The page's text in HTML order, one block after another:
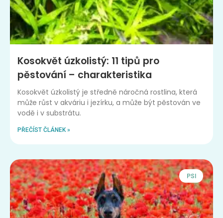
Kosokvět úzkolistý: 11 tipů pro
pěstování – charakteristika
Kosokvět úzkolistý je středně náročná rostlina, která
může růst v akváriu i jezírku, a může být pěstován ve
vodě i v substrátu.
PŘEČÍST ČLÁNEK »
PSI